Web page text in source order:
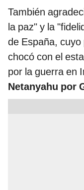
También
la paz" y la
de España,
chocó con el
por la guerra en
Netanyahu por